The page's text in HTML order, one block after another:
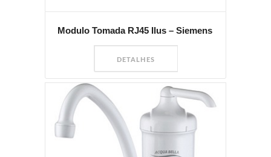
Modulo Tomada RJ45 Ilus – Siemens
DETALHES